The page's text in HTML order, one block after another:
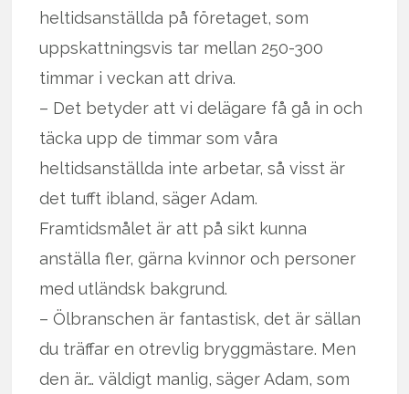
heltidsanställda på företaget, som
uppskattningsvis tar mellan 250-300
timmar i veckan att driva.
– Det betyder att vi delägare få gå in och
täcka upp de timmar som våra
heltidsanställda inte arbetar, så visst är
det tufft ibland, säger Adam.
Framtidsmålet är att på sikt kunna
anställa fler, gärna kvinnor och personer
med utländsk bakgrund.
– Ölbranschen är fantastisk, det är sällan
du träffar en otrevlig bryggmästare. Men
den är… väldigt manlig, säger Adam, som